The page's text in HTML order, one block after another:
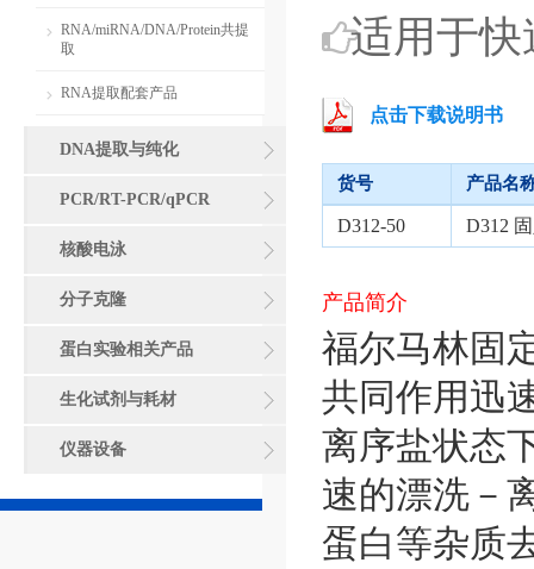
RNA/miRNA/DNA/Protein共提
取
RNA提取配套产品
DNA提取与纯化
PCR/RT-PCR/qPCR
核酸电泳
分子克隆
蛋白实验相关产品
生化试剂与耗材
仪器设备
适用于
点击下载说明书
货号 产品名
D312-50 D312
产品简介
福尔马林固
共同作用迅
离序盐状态
速的漂洗－
蛋白等杂质